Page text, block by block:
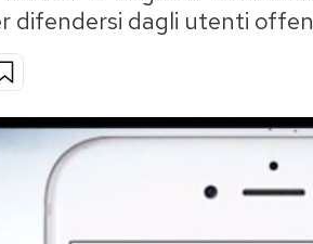
difendersi dagli utenti